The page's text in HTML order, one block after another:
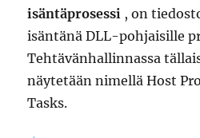
isäntäprosessi , on
isäntänä DLL-pohjaisille
Tehtävänhallinnassa
näytetään nimellä Host
Tasks.